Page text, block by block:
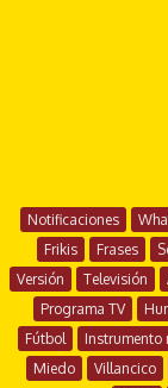
Notificaciones
Frikis
Frases
Versión
Televisión
Programa TV
Fútbol
Instrumento
Miedo
Villancico